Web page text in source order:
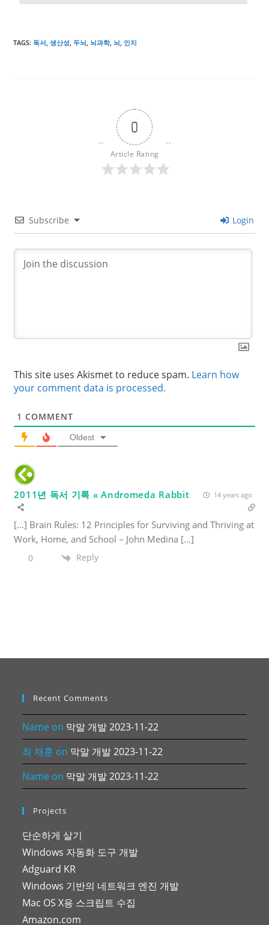
TAGS:독서, 생산성, 두뇌, 뇌과학, 뇌, 인지
0
Article Rating
Subscribe Login
This site uses Akismet to reduce spam. Learn how
your comment data is processed.
1 COMMENT
Oldest
2011년 독서 기록 « Andromeda Rabbit 14 years ago
[…] Brain Rules: 12 Principles for Surviving and Thriving at
Work, Home, and School – John Medina […]
0 Reply
Recent Comments
Name on 막말 개발 2023-11-22
최 재훈 on 막말 개발 2023-11-22
Name on 막말 개발 2023-11-22
Projects
단순하게 살기
Windows 자동화 도구 개발
Adguard KR
Windows 기반의 네트워크 엔진 개발
Mac OS X용 스크립트 수집
Amazon.com